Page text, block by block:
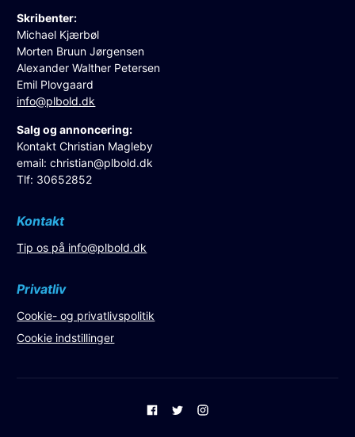
Skribenter:
Michael Kjærbøl
Morten Bruun Jørgensen
Alexander Walther Petersen
Emil Plovgaard
info@plbold.dk
Salg og annoncering:
Kontakt Christian Magleby
email:christian@plbold.dk
Tlf: 30652852
Kontakt
Tip os på info@plbold.dk
Privatliv
Cookie- og privatlivspolitik
Cookie indstillinger